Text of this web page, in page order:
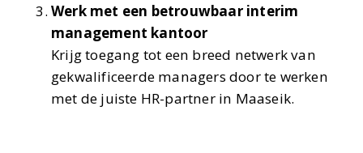
Werk met een betrouwbaar interim
management kantoor
Krijg toegang tot een breed netwerk van
gekwalificeerde managers door te werken
met de juiste HR-partner in Maaseik.